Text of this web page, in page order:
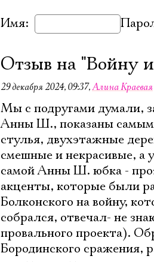
Имя:
Отзыв на "Войну
29 декабря 2024, 09:37,Алина Краевая
Мы с подругами думали,
Анны Ш., показаны самым
стулья, двухэтажные
смешные и некрасивые, а
самой Анны Ш. юбка -
акценты, которые были
Болконского на войну,
собрался, отвечал- не
провального проекта).
Бородинского сражения,